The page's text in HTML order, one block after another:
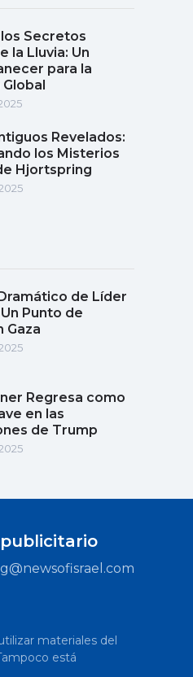
Secretos
la Lluvia: Un
para la
Revelados:
los Misterios
Hjortspring
de Líder
Punto de
Gaza
Regresa como
en las
de Trump
materiales del
está